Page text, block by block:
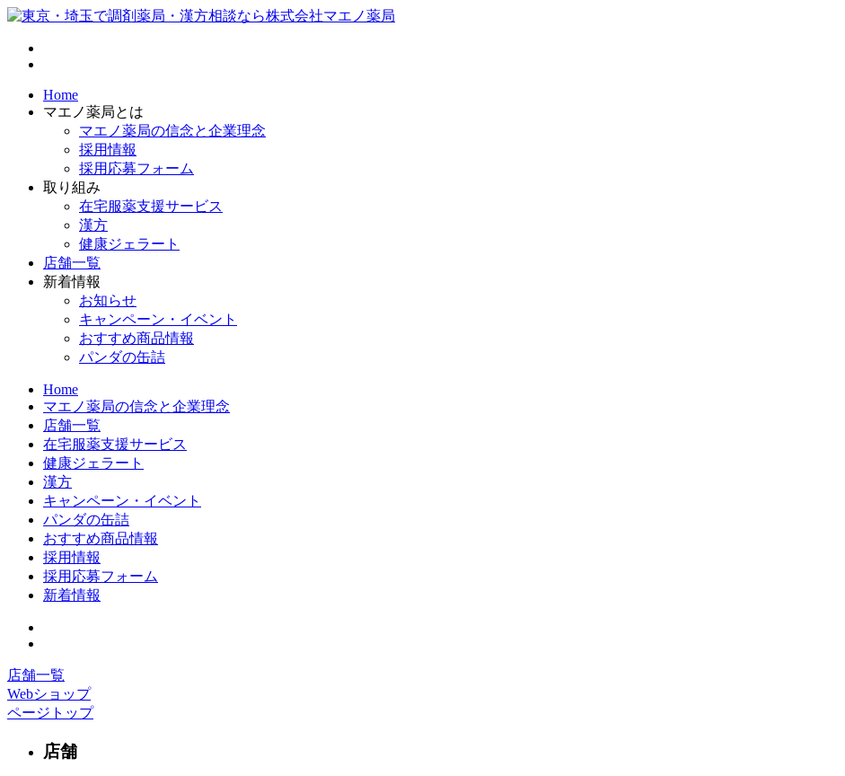
Home
マエノ薬局とは
マエノ薬局の信念と企業理念
採用情報
採用応募フォーム
取り組み
在宅服薬支援サービス
漢方
健康ジェラート
店舗一覧
新着情報
お知らせ
キャンペーン・イベント
おすすめ商品情報
パンダの缶詰
Home
マエノ薬局の信念と企業理念
店舗一覧
在宅服薬支援サービス
健康ジェラート
漢方
キャンペーン・イベント
パンダの缶詰
おすすめ商品情報
採用情報
採用応募フォーム
新着情報
店舗一覧
Webショップ
ページトップ
店舗